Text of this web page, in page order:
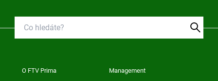
O FTV Prima Management